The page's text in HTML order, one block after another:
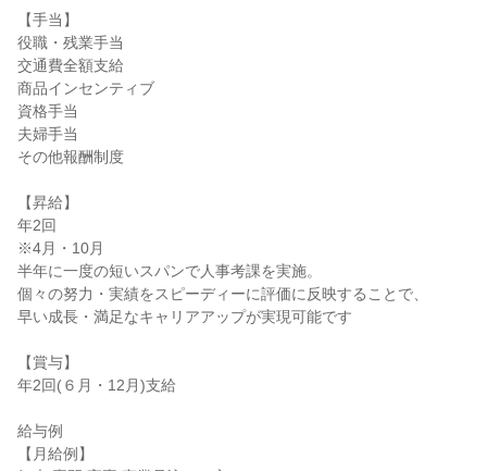
【手当】
役職・残業手当
交通費全額支給
商品インセンティブ
資格手当
夫婦手当
その他報酬制度
【昇給】
年2回
※4月・10月
半年に一度の短いスパンで人事考課を実施。
個々の努力・実績をスピーディーに評価に反映することで、
早い成長・満足なキャリアアップが実現可能です
【賞与】
年2回(６月・12月)支給
給与例
【月給例】